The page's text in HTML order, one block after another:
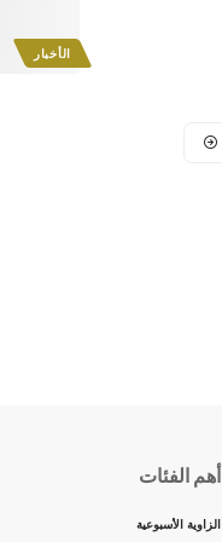
الأخبار
أهم الفئات
الزاوية الأسبوعية